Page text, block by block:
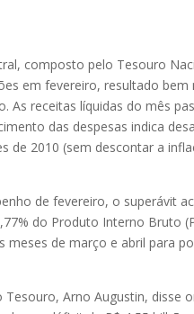
composto pelo Tesouro
em fevereiro, resultado
As receitas líquidas do mês
das despesas indica
de 2010 (sem descontar a
de fevereiro, o superávit
do Produto Interno Bruto
meses de março e abril para
Tesouro, Arno Augustin, disse